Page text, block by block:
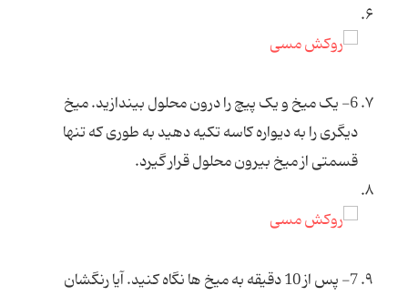
6- یک میخ و یک پیچ را درون محلول بیندازید. میخ
دیگری را به دیواره کاسه تکیه دهید به طوری که تنها
قسمتی از میخ بیرون محلول قرار گیرد.
7- پس از 10 دقیقه به میخ ها نگاه کنید. آیا رنگشان